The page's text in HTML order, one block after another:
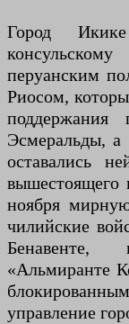
Город
перуанским
Риосом,
Эсмеральды, а
оставались
вышестоящего
ноября
чилийские
Бенавенте,
«Альмиранте
управление